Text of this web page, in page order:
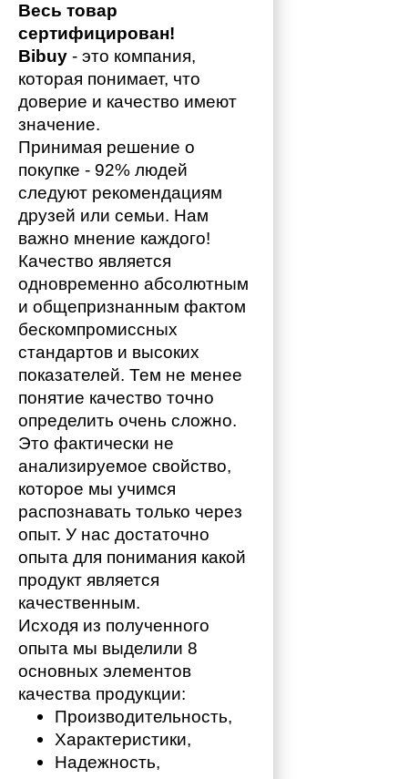
Весь товар
сертифицирован!
Bibuy - это компания,
которая понимает, что
доверие и качество имеют
значение.
Принимая решение о
покупке - 92% людей
следуют рекомендациям
друзей или семьи. Нам
важно мнение каждого!
Качество является
одновременно абсолютным
и общепризнанным фактом
бескомпромиссных
стандартов и высоких
показателей. Тем не менее
понятие качество точно
определить очень сложно.
Это фактически не
анализируемое свойство,
которое мы учимся
распознавать только через
опыт. У нас достаточно
опыта для понимания какой
продукт является
качественным.
Исходя из полученного
опыта мы выделили 8
основных элементов
качества продукции:
Производительность,
Характеристики,
Надежность,